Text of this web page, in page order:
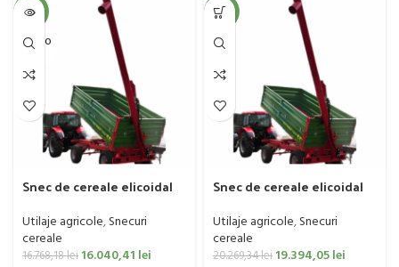
-4%
SOLD O
UT
Snec de cereale elicoidal
metri
Utilaje agricole,Snecuri
cereale
16.768,18lei 16.040,41 lei
-4%
Snec de cereale elicoidal
metri, cu unghi de inclinare
Utilaje agricole,Snecuri
cereale
20.269,34lei 19.394,05lei